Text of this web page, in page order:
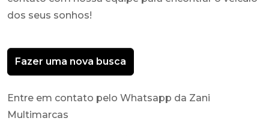
dos seus sonhos!
Fazer uma nova busca
Entre em contato pelo Whatsapp da Zani
Multimarcas